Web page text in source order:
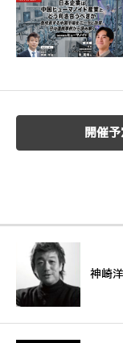
開催
神崎